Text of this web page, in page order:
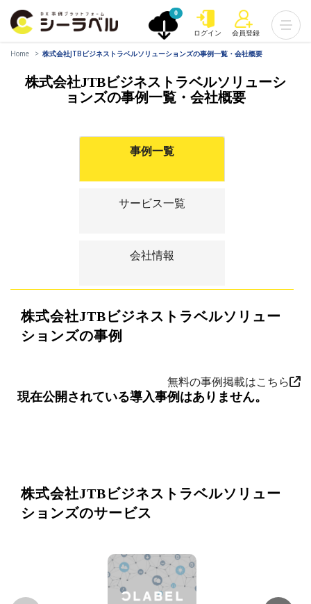
0
ログイン 会員登録
Home 株式会社JTBビジネストラベルソリューションズの事例一覧・会社概要
株式会社JTBビジネストラベルソリューシ
ョンズの事例一覧・会社概要
事例一覧
サービス一覧
会社情報
株式会社JTBビジネストラベルソリュー
ションズの事例
無料の事例掲載はこちら
現在公開されている導入事例はありません。
株式会社JTBビジネストラベルソリュー
ションズのサービス